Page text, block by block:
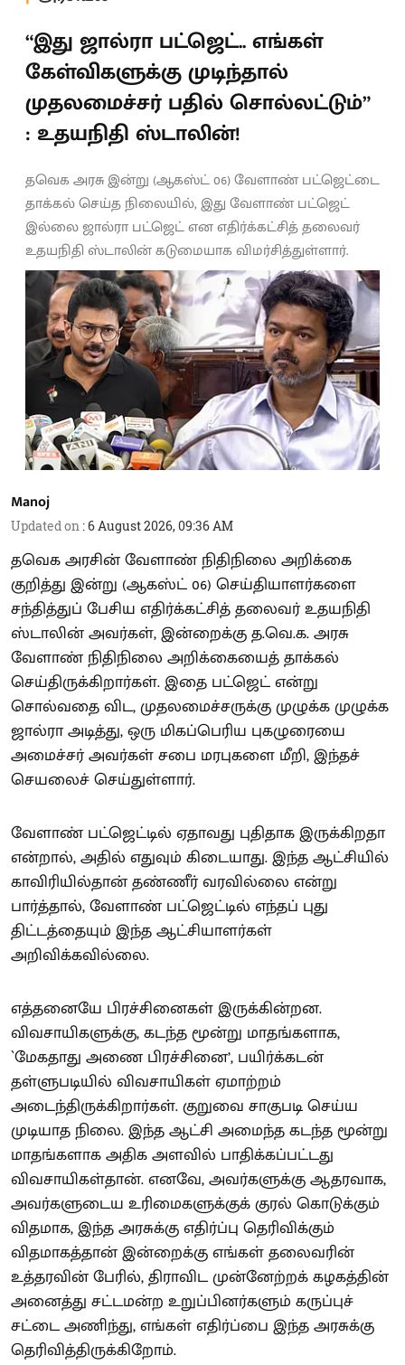
“இது ஜால்ரா பட்ஜெட்.. எங்கள்
கேள்விகளுக்கு முடிந்தால்
முதலமைச்சர் பதில் சொல்லட்டும்”
: உதயநிதி ஸ்டாலின்!
தவெக அரசு இன்று (ஆகஸ்ட் 06) வேளாண் பட்ஜெட்டை
தாக்கல் செய்த நிலையில், இது வேளாண் பட்ஜெட்
இல்லை ஜால்ரா பட்ஜெட் என எதிர்க்கட்சித் தலைவர்
உதயநிதி ஸ்டாலின் கடுமையாக விமர்சித்துள்ளார்.
Manoj
Updated on :6 August 2026, 09:36 AM
தவெக அரசின் வேளாண் நிதிநிலை அறிக்கை
குறித்து இன்று (ஆகஸ்ட் 06) செய்தியாளர்களை
சந்தித்துப் பேசிய எதிர்க்கட்சித் தலைவர் உதயநிதி
ஸ்டாலின் அவர்கள், இன்றைக்கு த.வெ.க. அரசு
வேளாண் நிதிநிலை அறிக்கையைத் தாக்கல்
செய்திருக்கிறார்கள். இதை பட்ஜெட் என்று
சொல்வதை விட, முதலமைச்சருக்கு முழுக்க முழுக்க
ஜால்ரா அடித்து, ஒரு மிகப்பெரிய புகழுரையை
அமைச்சர் அவர்கள் சபை மரபுகளை மீறி, இந்தச்
செயலைச் செய்துள்ளார்.
வேளாண் பட்ஜெட்டில் ஏதாவது புதிதாக இருக்கிறதா
என்றால், அதில் எதுவும் கிடையாது. இந்த ஆட்சியில்
காவிரியில்தான் தண்ணீர் வரவில்லை என்று
பார்த்தால், வேளாண் பட்ஜெட்டில் எந்தப் புது
திட்டத்தையும் இந்த ஆட்சியாளர்கள்
அறிவிக்கவில்லை.
எத்தனையே பிரச்சினைகள் இருக்கின்றன.
விவசாயிகளுக்கு, கடந்த மூன்று மாதங்களாக,
`மேகதாது அணை பிரச்சினை’, பயிர்க்கடன்
தள்ளுபடியில் விவசாயிகள் ஏமாற்றம்
அடைந்திருக்கிறார்கள். குறுவை சாகுபடி செய்ய
முடியாத நிலை. இந்த ஆட்சி அமைந்த கடந்த மூன்று
மாதங்களாக அதிக அளவில் பாதிக்கப்பட்டது
விவசாயிகள்தான். எனவே, அவர்களுக்கு ஆதரவாக,
அவர்களுடைய உரிமைகளுக்குக் குரல் கொடுக்கும்
விதமாக, இந்த அரசுக்கு எதிர்ப்பு தெரிவிக்கும்
விதமாகத்தான் இன்றைக்கு எங்கள் தலைவரின்
உத்தரவின் பேரில், திராவிட முன்னேற்றக் கழகத்தின்
அனைத்து சட்டமன்ற உறுப்பினர்களும் கருப்புச்
சட்டை அணிந்து, எங்கள் எதிர்ப்பை இந்த அரசுக்கு
தெரிவித்திருக்கிறோம்.